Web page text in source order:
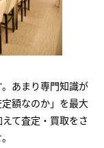
あまり専門知識が
額なのか」を最大
て査定・買取をさ